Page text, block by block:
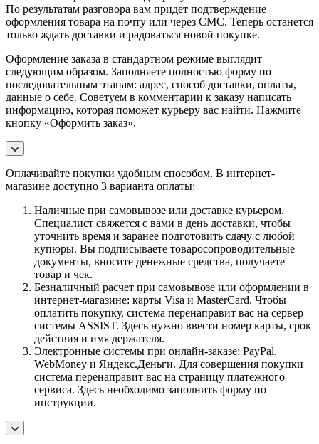
По результатам разговора вам придет подтверждение
оформления товара на почту или через СМС. Теперь останется
только ждать доставки и радоваться новой покупке.
Оформление заказа в стандартном режиме выглядит
следующим образом. Заполняете полностью форму по
последовательным этапам: адрес, способ доставки, оплаты,
данные о себе. Советуем в комментарии к заказу написать
информацию, которая поможет курьеру вас найти. Нажмите
кнопку «Оформить заказ».
Оплачивайте покупки удобным способом. В интернет-
магазине доступно 3 варианта оплаты:
Наличные при самовывозе или доставке курьером.
Специалист свяжется с вами в день доставки, чтобы
уточнить время и заранее подготовить сдачу с любой
купюры. Вы подписываете товаросопроводительные
документы, вносите денежные средства, получаете
товар и чек.
Безналичный расчет при самовывозе или оформлении в
интернет-магазине: карты Visa и MasterCard. Чтобы
оплатить покупку, система перенаправит вас на сервер
системы ASSIST. Здесь нужно ввести номер карты, срок
действия и имя держателя.
Электронные системы при онлайн-заказе: PayPal,
WebMoney и Яндекс.Деньги. Для совершения покупки
система перенаправит вас на страницу платежного
сервиса. Здесь необходимо заполнить форму по
инструкции.